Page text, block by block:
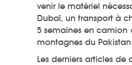
venir le matériel
Dubaï, un transport à
5 semaines en camion
montagnes du Pakistan
Les derniers articles de